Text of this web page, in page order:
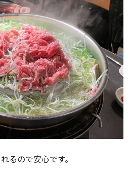
るので安心です。